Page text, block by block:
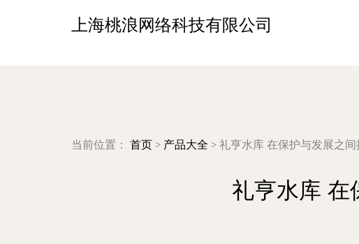
上海桃浪网络科技有限公司
当前位置： 首页 > 产品大全 > 礼亨水库 在保护与发展之
礼亨水库 在